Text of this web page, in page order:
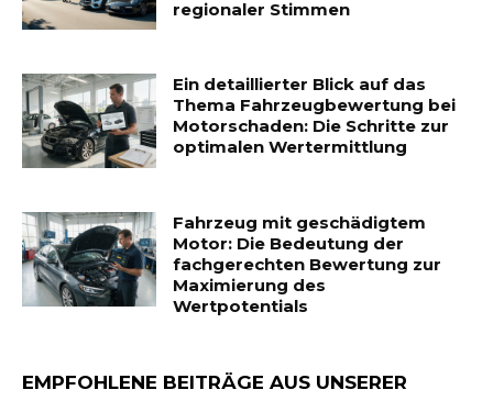
regionaler Stimmen
Ein detaillierter Blick auf das
Thema Fahrzeugbewertung bei
Motorschaden: Die Schritte zur
optimalen Wertermittlung
Fahrzeug mit geschädigtem
Motor: Die Bedeutung der
fachgerechten Bewertung zur
Maximierung des
Wertpotentials
EMPFOHLENE BEITRÄGE AUS UNSERER